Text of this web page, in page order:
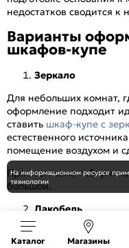
недостатков сводится к
Варианты
шкафов-купе
Зеркало
Для небольших комнат,
оформление подходит
ставить шкаф-купе с
естественного
помещение воздухом и
При этом сама
большой.
Лакобель
Разноцветное,
способствует
Каталог Магазины
На информационном ресурсе
технологии